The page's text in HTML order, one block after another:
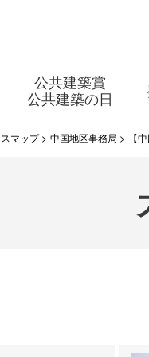
公共建築賞
公共建築の日
マップ 中国地区事務局 【